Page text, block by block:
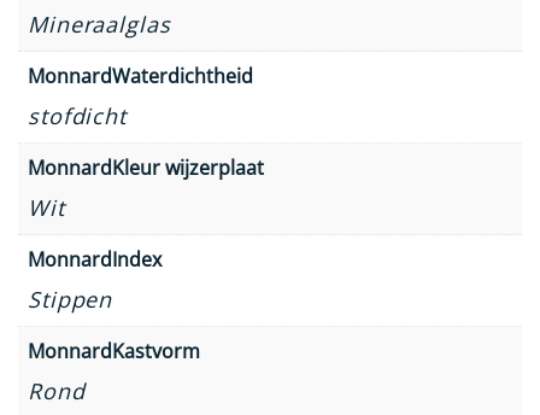
Mineraalglas
MonnardWaterdichtheid
stofdicht
MonnardKleur wijzerplaat
Wit
MonnardIndex
Stippen
MonnardKastvorm
Rond